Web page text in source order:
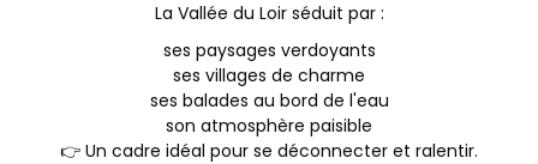
La Vallée du Loir séduit par :
ses paysages verdoyants
ses villages de charme
ses balades au bord de l'eau
son atmosphère paisible
👉 Un cadre idéal pour se déconnecter et ralentir.